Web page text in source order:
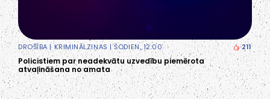
DROŠĪBA|KRIMINĀLZIŅAS | ŠODIEN, 12:00 211
Policistiem par neadekvātu uzvedību piemērota
atvaļināšana no amata